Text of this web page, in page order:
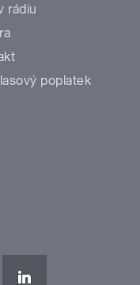
rádiu
poplatek